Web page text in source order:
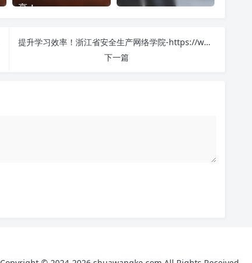
享！
提升学习效率！浙江省安全生产网络学院-https://www.zjaqxy.com/ 刷课方法全揭秘
下一篇